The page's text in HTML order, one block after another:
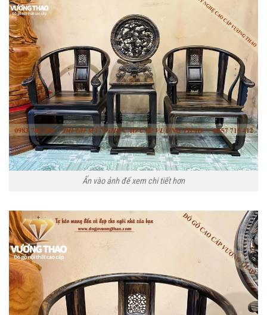
Ấn vào ảnh để xem chi tiết hơn